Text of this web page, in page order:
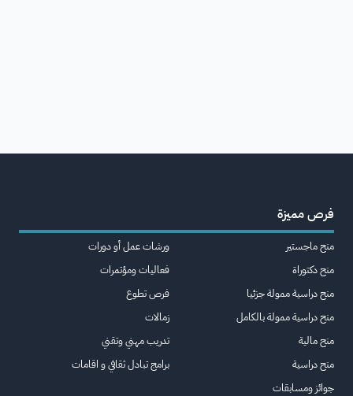
فرص مميزة
منح ماجستير
منح دكتوراة
منح دراسية ممولة جزئيا
منح دراسية ممولة بالكامل
منح مالية
منح دراسية
جوائز ومسابقات
ورشات عمل أو دورات
فعاليات ومؤتمرات
فرص تطوع
زمالات
تدريب مهني وتقني
برامج تبادل ثقافي و اقامات